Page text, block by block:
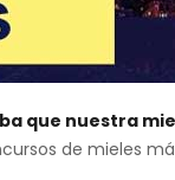
que nuestra
de mieles